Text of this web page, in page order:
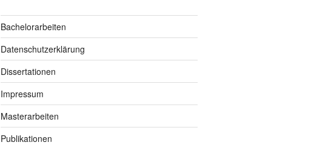
Bachelorarbeiten
Datenschutzerklärung
Dissertationen
Impressum
Masterarbeiten
Publikationen